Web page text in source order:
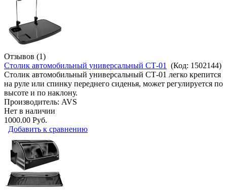
Отзывов (1)
Столик автомобильный универсальный СТ-01
(Код: 1502144)
Столик автомобильный универсальный СТ-01 легко крепится
на руле или спинку переднего сиденья, может регулируется по
высоте и по наклону.
Производитель: AVS
Нет в наличии
1000.00 Руб.
Добавить к сравнению